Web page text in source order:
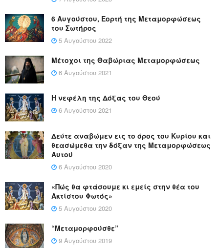
6 Αυγούστου, Εορτή της Μεταμορφώσεως
του Σωτήρος
5 Αυγούστου 2022
Μέτοχοι της Θαβώριας Μεταμορφώσεως
6 Αυγούστου 2021
Η νεφέλη της Δόξας του Θεού
6 Αυγούστου 2021
Δεύτε αναβώμεν εις το όρος του Κυρίου και
θεασώμεθα την δόξαν της Μεταμορφώσεως
Αυτού
6 Αυγούστου 2020
«Πώς θα φτάσουμε κι εμείς στην θέα του
Ακτίστου Φωτός»
5 Αυγούστου 2020
“Μεταμορφούσθε”
9 Αυγούστου 2019